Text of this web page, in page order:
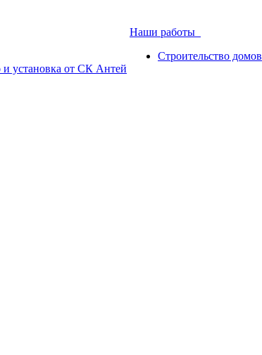
и установка от СК Антей
Наши работы
Строительство домов